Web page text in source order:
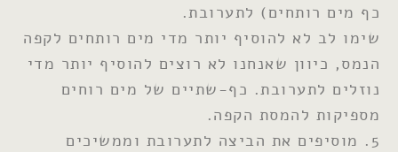
כף מים רותחים) לתערובת.
שימו לב לא להוסיף יותר מדי מים רותחים לקפה
הנמס, כיוון שאנחנו לא רוצים להוסיף יותר מדי
נוזלים לתערובת. כף-שתיים של מים רוחים
מספיקות להמסת הקפה.
5. מוסיפים את הביצה לתערובת וממשיכים